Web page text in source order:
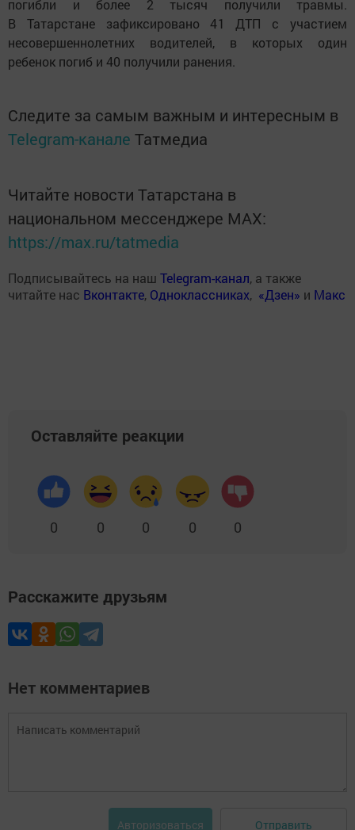
погибли и более 2 тысяч получили травмы.
В Татарстане зафиксировано 41 ДТП с участием
несовершеннолетних водителей, в которых один
ребенок погиб и 40 получили ранения.
Следите за самым важным и интересным в
Telegram-канале Татмедиа
Читайте новости Татарстана в
национальном мессенджере MАХ:
https://max.ru/tatmedia
Подписывайтесь на наш Telegram-канал, а также
читайте нас Вконтакте, Одноклассниках, «Дзен» и Макс
Оставляйте реакции
0 0 0 0 0
Расскажите друзьям
Нет комментариев
Авторизоваться Отправить